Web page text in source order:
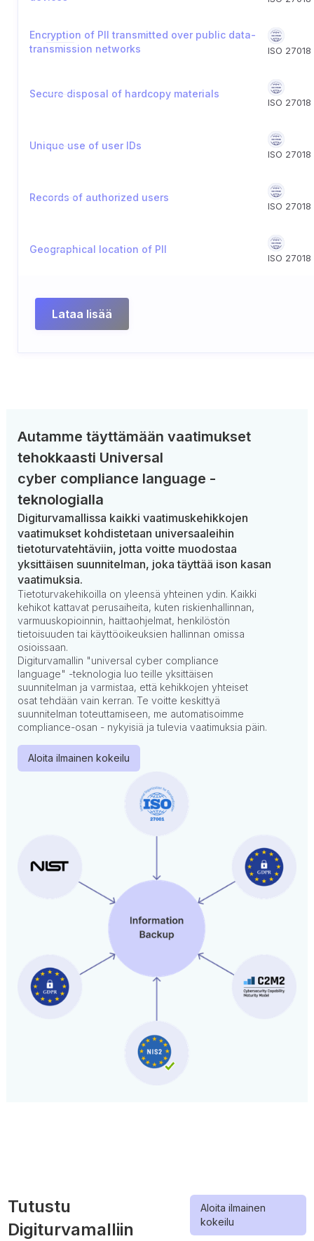
Encryption of PII transmitted over public data-
transmission networks
ISO 27018
Secure disposal of hardcopy materials
ISO 27018
Unique use of user IDs
ISO 27018
Records of authorized users
ISO 27018
Geographical location of PII
ISO 27018
Lataa lisää
Autamme täyttämään vaatimukset
tehokkaasti Universal
cyber compliance language -
teknologialla
Digiturvamallissa kaikki vaatimuskehikkojen
vaatimukset kohdistetaan universaaleihin
tietoturvatehtäviin, jotta voitte muodostaa
yksittäisen suunnitelman, joka täyttää ison kasan
vaatimuksia.
Tietoturvakehikoilla on yleensä yhteinen ydin. Kaikki
kehikot kattavat perusaiheita, kuten riskienhallinnan,
varmuuskopioinnin, haittaohjelmat, henkilöstön
tietoisuuden tai käyttöoikeuksien hallinnan omissa
osioissaan.
Digiturvamallin "universal cyber compliance
language" -teknologia luo teille yksittäisen
suunnitelman ja varmistaa, että kehikkojen yhteiset
osat tehdään vain kerran. Te voitte keskittyä
suunnitelman toteuttamiseen, me automatisoimme
compliance-osan - nykyisiä ja tulevia vaatimuksia päin.
Aloita ilmainen kokeilu
Tutustu
Digiturvamalliin
Aloita ilmainen
kokeilu